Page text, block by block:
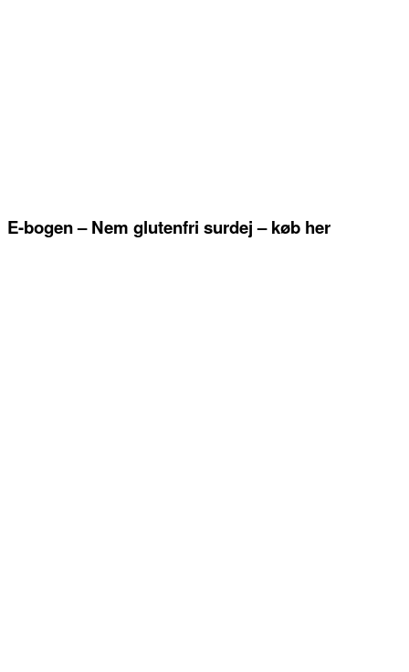
E-bogen – Nem glutenfri surdej – køb her